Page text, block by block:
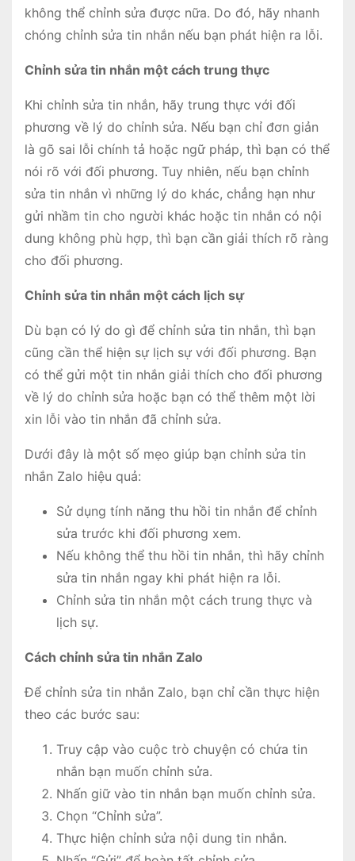
không thể chỉnh sửa được nữa. Do đó, hãy nhanh
chóng chỉnh sửa tin nhắn nếu bạn phát hiện ra lỗi.
Chỉnh sửa tin nhắn một cách trung thực
Khi chỉnh sửa tin nhắn, hãy trung thực với đối
phương về lý do chỉnh sửa. Nếu bạn chỉ đơn giản
là gõ sai lỗi chính tả hoặc ngữ pháp, thì bạn có thể
nói rõ với đối phương. Tuy nhiên, nếu bạn chỉnh
sửa tin nhắn vì những lý do khác, chẳng hạn như
gửi nhầm tin cho người khác hoặc tin nhắn có nội
dung không phù hợp, thì bạn cần giải thích rõ ràng
cho đối phương.
Chỉnh sửa tin nhắn một cách lịch sự
Dù bạn có lý do gì để chỉnh sửa tin nhắn, thì bạn
cũng cần thể hiện sự lịch sự với đối phương. Bạn
có thể gửi một tin nhắn giải thích cho đối phương
về lý do chỉnh sửa hoặc bạn có thể thêm một lời
xin lỗi vào tin nhắn đã chỉnh sửa.
Dưới đây là một số mẹo giúp bạn chỉnh sửa tin
nhắn Zalo hiệu quả:
Sử dụng tính năng thu hồi tin nhắn để chỉnh
sửa trước khi đối phương xem.
Nếu không thể thu hồi tin nhắn, thì hãy chỉnh
sửa tin nhắn ngay khi phát hiện ra lỗi.
Chỉnh sửa tin nhắn một cách trung thực và
lịch sự.
Cách chỉnh sửa tin nhắn Zalo
Để chỉnh sửa tin nhắn Zalo, bạn chỉ cần thực hiện
theo các bước sau:
Truy cập vào cuộc trò chuyện có chứa tin
nhắn bạn muốn chỉnh sửa.
Nhấn giữ vào tin nhắn bạn muốn chỉnh sửa.
Chọn “Chỉnh sửa”.
Thực hiện chỉnh sửa nội dung tin nhắn.